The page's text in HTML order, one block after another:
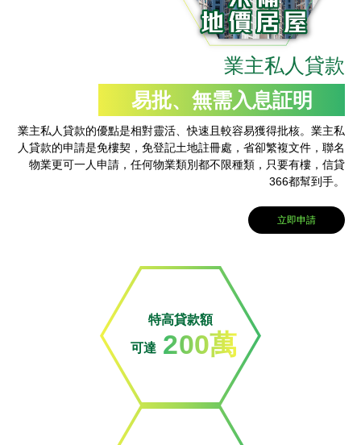
業主私人貸款
易批、無需入息証明
業主私人貸款的優點是相對靈活、快速且較容易獲得批核。業主私
人貸款的申請是免樓契，免登記土地註冊處，省卻繁複文件，聯名
物業更可一人申請，任何物業類別都不限種類，只要有樓，信貸
366都幫到手。
立即申請
特高貸款額
可達200萬